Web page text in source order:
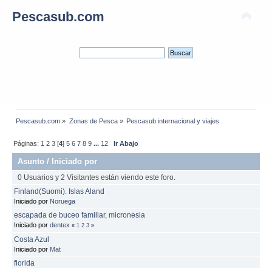
Pescasub.com
Pescasub.com » Zonas de Pesca» Pescasub internacional y viajes
Páginas: 1 2 3 [4]5 6 7 8 9 ... 12 Ir Abajo
Asunto / Iniciado por
0 Usuarios y 2 Visitantes están viendo este foro.
Finland(Suomi). Islas Aland
Iniciado por Noruega
escapada de buceo familiar, micronesia
Iniciado por dentex « 1 2 3 »
Costa Azul
Iniciado por Mat
florida